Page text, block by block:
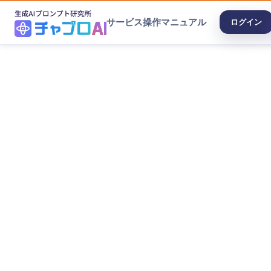
サービス操作マニュアル ログイン